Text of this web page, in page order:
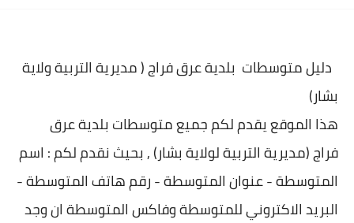
دليل متوسطات بلديةعرق فراج ( مديرية التربية ولاية
بشار)
هذا الموقع يقدم لكم جميع متوسطات بلديةعرق
فراج (مديرية التربية لولاية بشار) , بحيث نقدم لكم : اسم
المتوسطة - عنوان المتوسطة - رقم هاتف المتوسطة -
البريد الاكتروني للمتوسطة وفاكس المتوسطة ان وجد